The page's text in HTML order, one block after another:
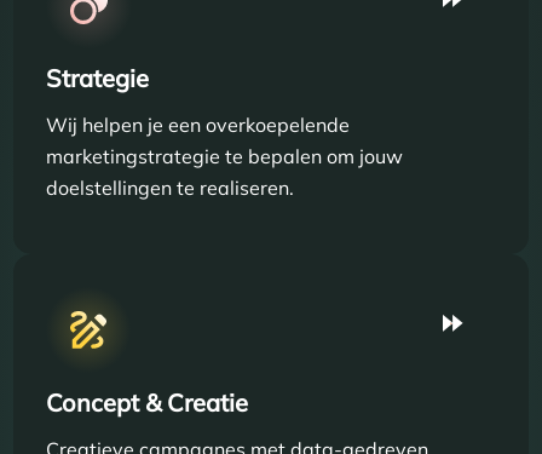
Strategie
Wij helpen je een overkoepelende
marketingstrategie te bepalen om jouw
doelstellingen te realiseren.
Concept & Creatie